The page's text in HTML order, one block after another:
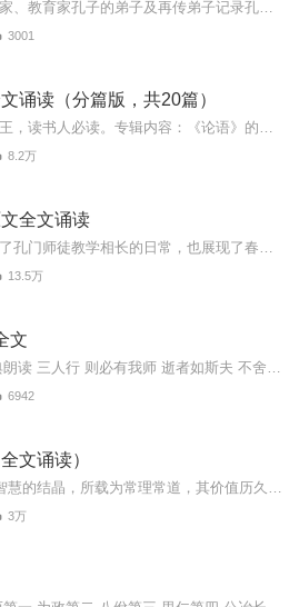
3001
文诵读（分篇版，共20篇）
8.2万
文全文诵读
13.5万
文
6942
文诵读）
3万